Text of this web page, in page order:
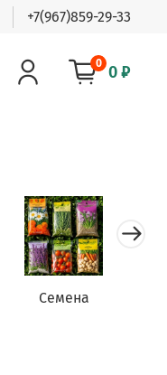
+7(967)859-29-33
0 0 ₽
Семена